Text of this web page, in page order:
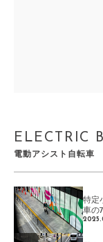
ELECTRIC
電動アシスト自転車
特定
車の